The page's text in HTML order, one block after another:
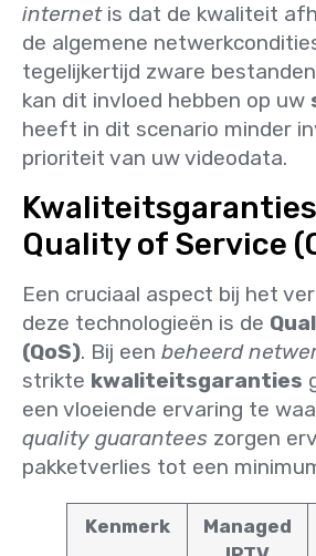
internetis dat de kwaliteit
de algemene
tegelijkertijd zware
kan dit invloed hebben op uw
heeft in dit scenario minder
prioriteit van uw videodata.
Quality of Service
Een cruciaal aspect bij het
deze technologieën is de
(QoS). Bij een beheerd
strikte kwaliteitsgaranties
een vloeiende ervaring te
quality guarantees zorgen
pakketverlies tot een
Kenmerk
Managed